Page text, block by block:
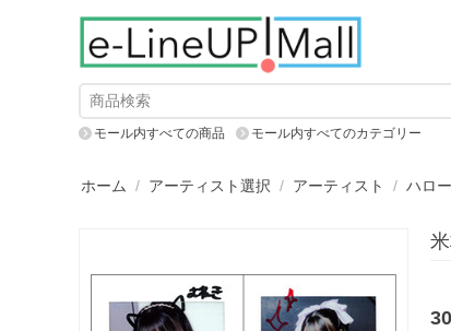
モール内すべての商品 モール内すべてのカテゴリー
ホーム / アーティスト選択 / アーティスト / ハロ